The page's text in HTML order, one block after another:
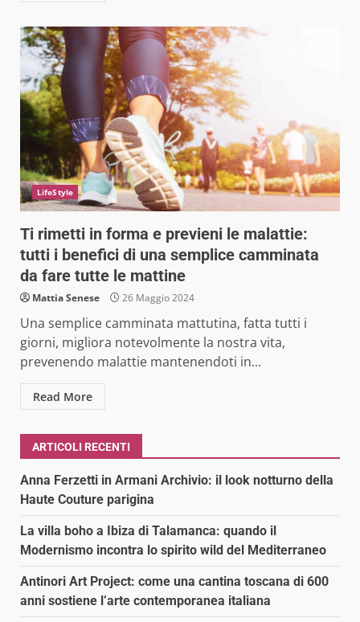
LifeStyle
Ti rimetti in forma e previeni le malattie:
tutti i benefici di una semplice camminata
da fare tutte le mattine
Mattia Senese 26 Maggio 2024
Una semplice camminata mattutina, fatta tutti i
giorni, migliora notevolmente la nostra vita,
prevenendo malattie mantenendoti in...
Read More
ARTICOLI RECENTI
Anna Ferzetti in Armani Archivio: il look notturno della
Haute Couture parigina
La villa boho a Ibiza di Talamanca: quando il
Modernismo incontra lo spirito wild del Mediterraneo
Antinori Art Project: come una cantina toscana di 600
anni sostiene l’arte contemporanea italiana